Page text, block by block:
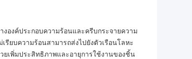
งองค์ประกอบความร้อนและครีบกระจายความ
ยบความร้อนสามารถส่งไปยังตัวเรือนโลหะ
เพิ่มประสิทธิภาพและอายุการใช้งานของชิ้น